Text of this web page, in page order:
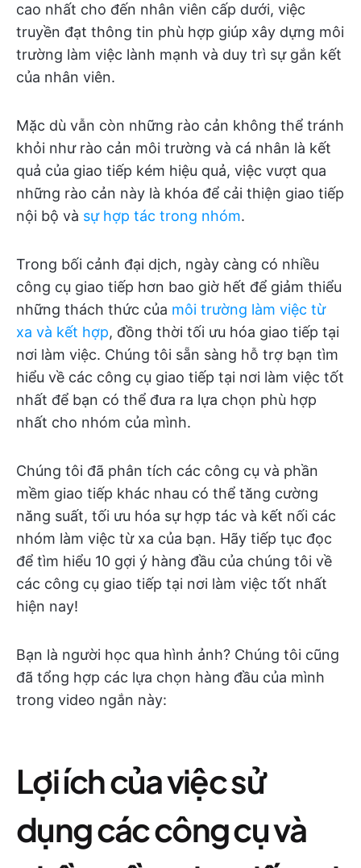
cao nhất cho đến nhân viên cấp dưới, việc
truyền đạt thông tin phù hợp giúp xây dựng môi
trường làm việc lành mạnh và duy trì sự gắn kết
của nhân viên.
Mặc dù vẫn còn những rào cản không thể tránh
khỏi như rào cản môi trường và cá nhân là kết
quả của giao tiếp kém hiệu quả, việc vượt qua
những rào cản này là khóa để cải thiện giao tiếp
nội bộ và sự hợp tác trong nhóm.
Trong bối cảnh đại dịch, ngày càng có nhiều
công cụ giao tiếp hơn bao giờ hết để giảm thiểu
những thách thức của môi trường làm việc từ
xa và kết hợp, đồng thời tối ưu hóa giao tiếp tại
nơi làm việc. Chúng tôi sẵn sàng hỗ trợ bạn tìm
hiểu về các công cụ giao tiếp tại nơi làm việc tốt
nhất để bạn có thể đưa ra lựa chọn phù hợp
nhất cho nhóm của mình.
Chúng tôi đã phân tích các công cụ và phần
mềm giao tiếp khác nhau có thể tăng cường
năng suất, tối ưu hóa sự hợp tác và kết nối các
nhóm làm việc từ xa của bạn. Hãy tiếp tục đọc
để tìm hiểu 10 gợi ý hàng đầu của chúng tôi về
các công cụ giao tiếp tại nơi làm việc tốt nhất
hiện nay!
Bạn là người học qua hình ảnh? Chúng tôi cũng
đã tổng hợp các lựa chọn hàng đầu của mình
trong video ngắn này:
Lợi ích của việc sử
dụng các công cụ và